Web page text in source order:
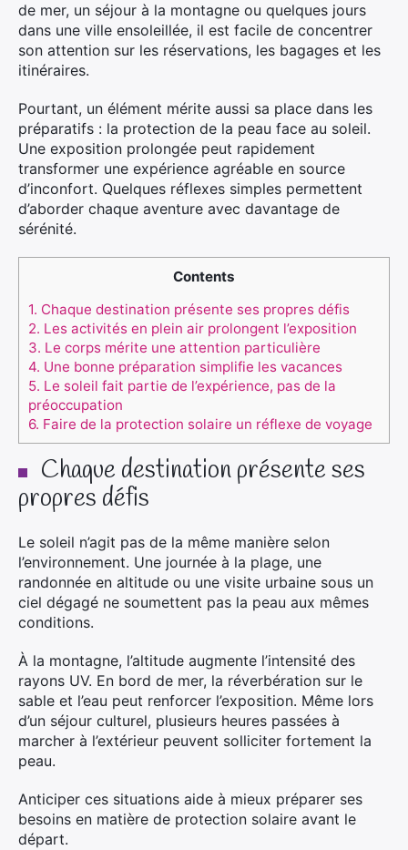
de mer, un séjour à la montagne ou quelques jours
dans une ville ensoleillée, il est facile de concentrer
son attention sur les réservations, les bagages et les
itinéraires.
Pourtant, un élément mérite aussi sa place dans les
préparatifs : la protection de la peau face au soleil.
Une exposition prolongée peut rapidement
transformer une expérience agréable en source
d’inconfort. Quelques réflexes simples permettent
d’aborder chaque aventure avec davantage de
sérénité.
Contents
1. Chaque destination présente ses propres défis
2. Les activités en plein air prolongent l’exposition
3. Le corps mérite une attention particulière
4. Une bonne préparation simplifie les vacances
5. Le soleil fait partie de l’expérience, pas de la
préoccupation
6. Faire de la protection solaire un réflexe de voyage
Chaque destination présente ses
propres défis
Le soleil n’agit pas de la même manière selon
l’environnement. Une journée à la plage, une
randonnée en altitude ou une visite urbaine sous un
ciel dégagé ne soumettent pas la peau aux mêmes
conditions.
À la montagne, l’altitude augmente l’intensité des
rayons UV. En bord de mer, la réverbération sur le
sable et l’eau peut renforcer l’exposition. Même lors
d’un séjour culturel, plusieurs heures passées à
marcher à l’extérieur peuvent solliciter fortement la
peau.
Anticiper ces situations aide à mieux préparer ses
besoins en matière de protection solaire avant le
départ.